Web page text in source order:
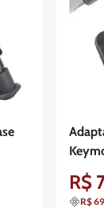
R$
R$